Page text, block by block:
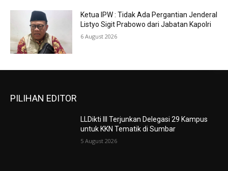
Ketua IPW : Tidak Ada Pergantian Jenderal
Listyo Sigit Prabowo dari Jabatan Kapolri
6 August 2026
PILIHAN EDITOR
LLDikti III Terjunkan Delegasi 29 Kampus
untuk KKN Tematik di Sumbar
5 August 2026